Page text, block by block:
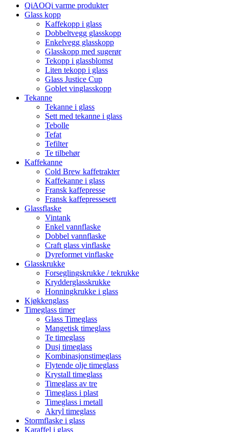
QiAOQi varme produkter
Glass kopp
Kaffekopp i glass
Dobbeltvegg glasskopp
Enkelvegg glasskopp
Glasskopp med sugerør
Tekopp i glassblomst
Liten tekopp i glass
Glass Justice Cup
Goblet vinglasskopp
Tekanne
Tekanne i glass
Sett med tekanne i glass
Tebolle
Tefat
Tefilter
Te tilbehør
Kaffekanne
Cold Brew kaffetrakter
Kaffekanne i glass
Fransk kaffepresse
Fransk kaffepressesett
Glassflaske
Vintank
Enkel vannflaske
Dobbel vannflaske
Craft glass vinflaske
Dyreformet vinflaske
Glasskrukke
Forseglingskrukke / tekrukke
Krydderglasskrukke
Honningkrukke i glass
Kjøkkenglass
Timeglass timer
Glass Timeglass
Mangetisk timeglass
Te timeglass
Dusj timeglass
Kombinasjonstimeglass
Flytende olje timeglass
Krystall timeglass
Timeglass av tre
Timeglass i plast
Timeglass i metall
Akryl timeglass
Stormflaske i glass
Karaffel i glass